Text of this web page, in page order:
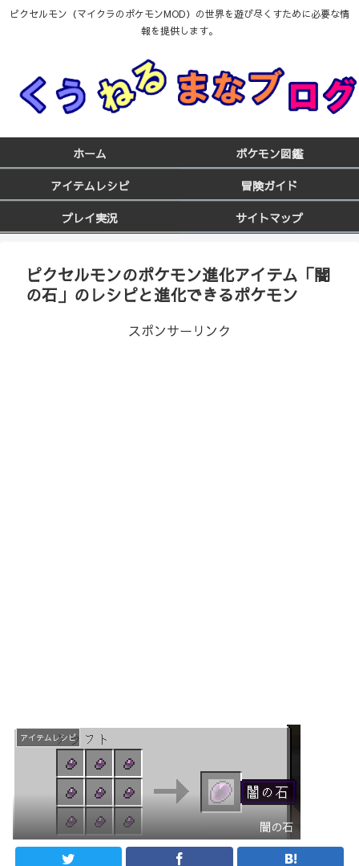
ピクセルモン（マイクラのポケモンMOD）の世界を遊び尽くすために必要な情
報を提供します。
ホーム
ポケモン図鑑
アイテムレシピ
冒険ガイド
プレイ実況
サイトマップ
ピクセルモンのポケモン進化アイテム「闇
の石」のレシピと進化できるポケモン
スポンサーリンク
アイテムレシピ
闇の石